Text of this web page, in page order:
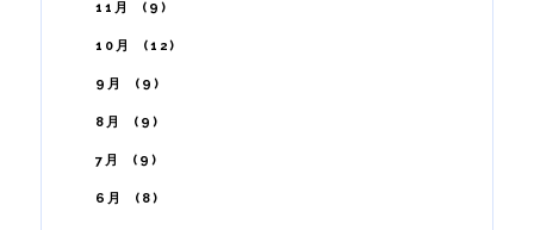
11月 9
10月 12
9月 9
8月 9
7月 9
6月 8